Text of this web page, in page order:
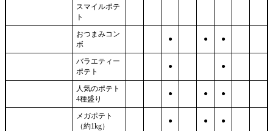
スマイルポテ
ト
おつまみコン
ボ
● ● ●
バラエティー
ポテト
● ●
人気のポテト
4種盛り
● ● ●
メガポテト
（約1kg）
● ● ●